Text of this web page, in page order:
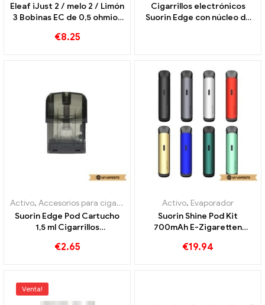
Eleaf iJust 2 / melo 2 / Limón
3 Bobinas EC de 0,5 ohmios
Cigarrillos electrónicos al
€8.25
Cigarrillos electrónicos
Suorin Edge con núcleo de
Activo, Accesorios para cigarrillos electrónicos , Evaporador
Suorin Edge Pod Cartucho
1,5 ml Cigarrillos
Personalizado
€2.65
Activo, Evaporador
Suorin Shine Pod Kit
700mAh E-Zigaretten
€19.94
Venta!